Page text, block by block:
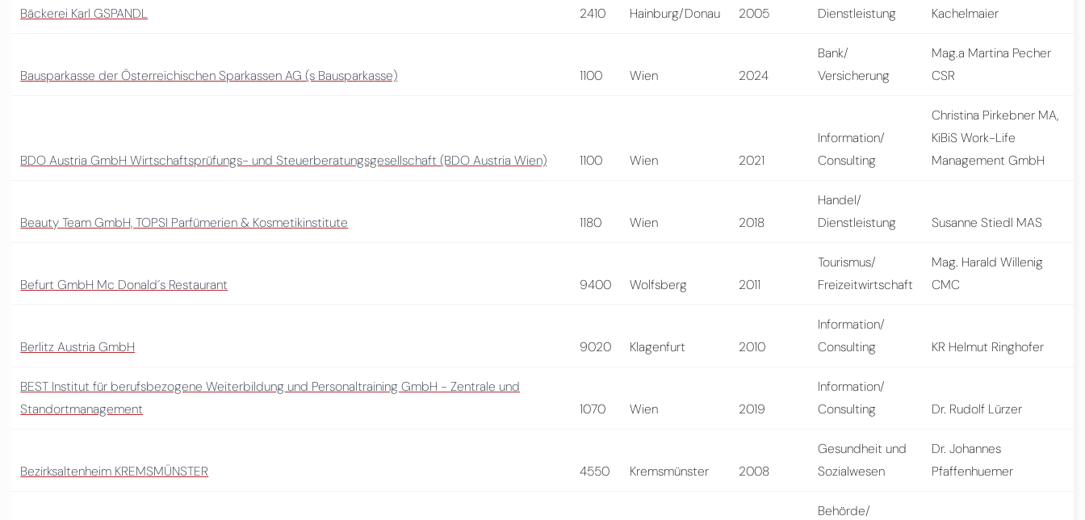
Bäckerei Karl GSPANDL 2410 Hainburg/Donau 2005
Dienstleistung
Kachelmaier
Bausparkasse der Österreichischen Sparkassen AG (s Bausparkasse) 1100 Wien 2024
Bank/
Versicherung
Mag.a Martina Pecher
CSR
BDO Austria GmbH Wirtschaftsprüfungs- und Steuerberatungsgesellschaft (BDO Austria Wien) 1100 Wien 2021
Information/
Consulting
Christina Pirkebner MA,
KiBiS Work-Life
Management GmbH
Beauty Team GmbH, TOPSI Parfümerien & Kosmetikinstitute 1180 Wien 2018
Handel/
Dienstleistung
Susanne Stiedl MAS
Befurt GmbH Mc Donald´s Restaurant 9400 Wolfsberg 2011
Tourismus/
Freizeitwirtschaft
Mag. Harald Willenig
CMC
Berlitz Austria GmbH 9020 Klagenfurt 2010
Information/
Consulting
KR Helmut Ringhofer
BEST Institut für berufsbezogene Weiterbildung und Personaltraining GmbH - Zentrale und
Standortmanagement
1070 Wien 2019
Information/
Consulting
Dr. Rudolf Lürzer
Bezirksaltenheim KREMSMÜNSTER 4550 Kremsmünster 2008
Gesundheit und
Sozialwesen
Dr. Johannes
Pfaffenhuemer
Behörde/